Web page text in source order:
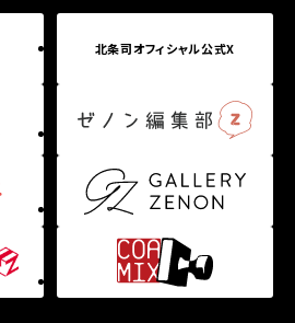
北条司オフィシャル公式X